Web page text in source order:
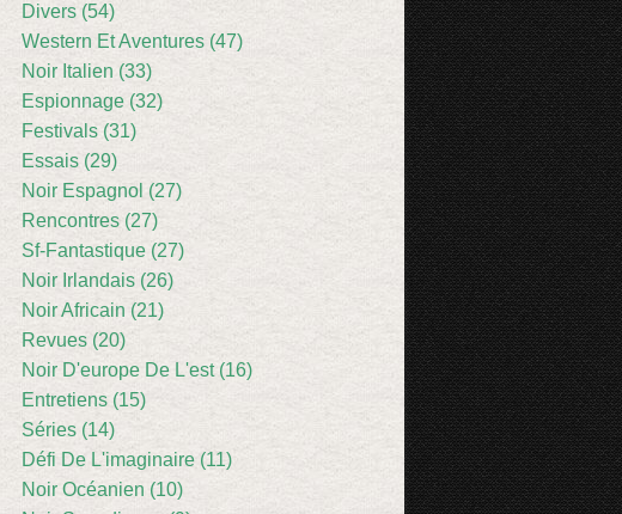
Divers (54)
Western Et Aventures (47)
Noir Italien (33)
Espionnage (32)
Festivals (31)
Essais (29)
Noir Espagnol (27)
Rencontres (27)
Sf-Fantastique (27)
Noir Irlandais (26)
Noir Africain (21)
Revues (20)
Noir D'europe De L'est (16)
Entretiens (15)
Séries (14)
Défi De L'imaginaire (11)
Noir Océanien (10)